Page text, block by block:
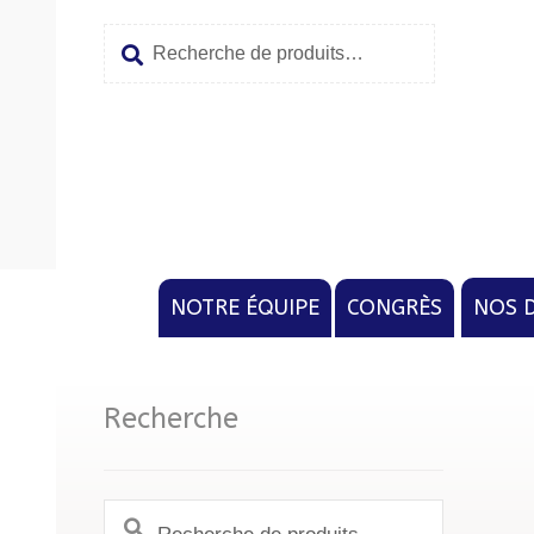
pour :
NOTRE ÉQUIPE CONGRÈS NOS
Recherche
Recherche